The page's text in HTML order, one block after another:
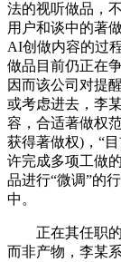
法的视听做品，
用户和谈中的著
AI创做内容的过
做品目前仍正在
因而该公司对提
或考虑进去，李
容，合适著做权
获得著做权)，“
许完成多项工做
品进行“微调”的
中。
正在其任职的
而非产物，李某